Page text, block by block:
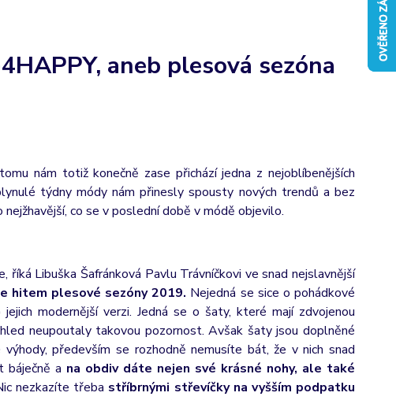
aneb plesová sezóna
nám totiž konečně zase přichází jedna z nejoblíbenějších
týdny módy nám přinesly spousty nových trendů a bez
co se v poslední době v módě objevilo.
Libuška Šafránková Pavlu Trávníčkovi ve snad nejslavnější
hitem plesové sezóny 2019. Nejedná se sice o pohádkové
modernější verzi. Jedná se o šaty, které mají zdvojenou
neupoutaly takovou pozornost. Avšak šaty jsou doplněné
především se rozhodně nemusíte bát, že v nich snad
báječně a na obdiv dáte nejen své krásné nohy, ale také
nezkazíte třeba stříbrnými střevíčky na vyšším podpatku